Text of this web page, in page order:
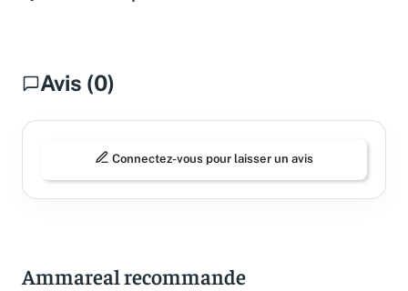
Avis (0)
Connectez-vous pour laisser un avis
Ammareal recommande